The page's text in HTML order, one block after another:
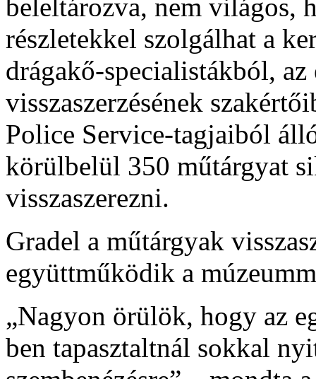
beleltározva, nem világos,
részletekkel szolgálhat a
drágakő-specialistákból,
visszaszerzésének
Police Service-tagjaiból
körülbelül 350 műtárgyat
visszaszerezni.
Gradel a műtárgyak
együttműködik a
„Nagyon örülök, hogy az
ben tapasztaltnál sokkal